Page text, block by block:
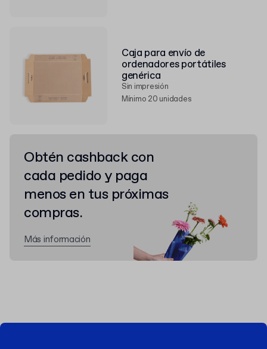
Caja para envío de
ordenadores portátiles
genérica
Sin impresión
Mínimo 20 unidades
Obtén cashback con
cada pedido y paga
menos en tus próximas
compras.
Más información